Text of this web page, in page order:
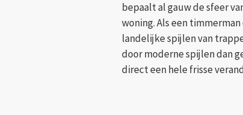
bepaalt al gauw de sfeer
woning. Als een
landelijke spijlen van
door moderne spijlen dan
direct een hele frisse